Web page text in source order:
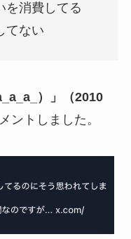
を消費してる
てない
）」（2010
ントしました。